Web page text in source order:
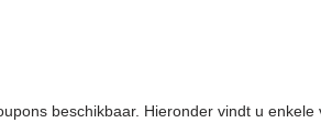
beschikbaar. Hieronder vindt u